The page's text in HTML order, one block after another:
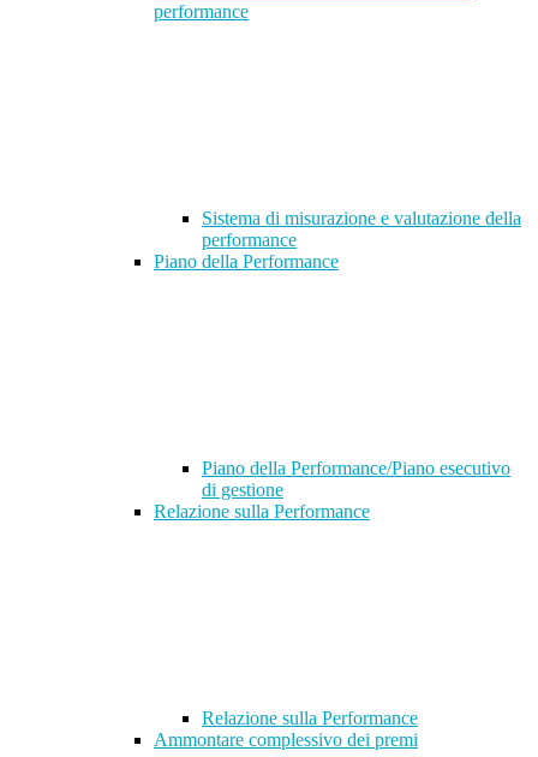
performance
Sistema di misurazione e valutazione della
performance
Piano della Performance
Piano della Performance/Piano esecutivo
di gestione
Relazione sulla Performance
Relazione sulla Performance
Ammontare complessivo dei premi